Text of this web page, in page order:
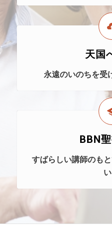
天国
永遠のいのちを受
BBN
すばらしい講師のも
い